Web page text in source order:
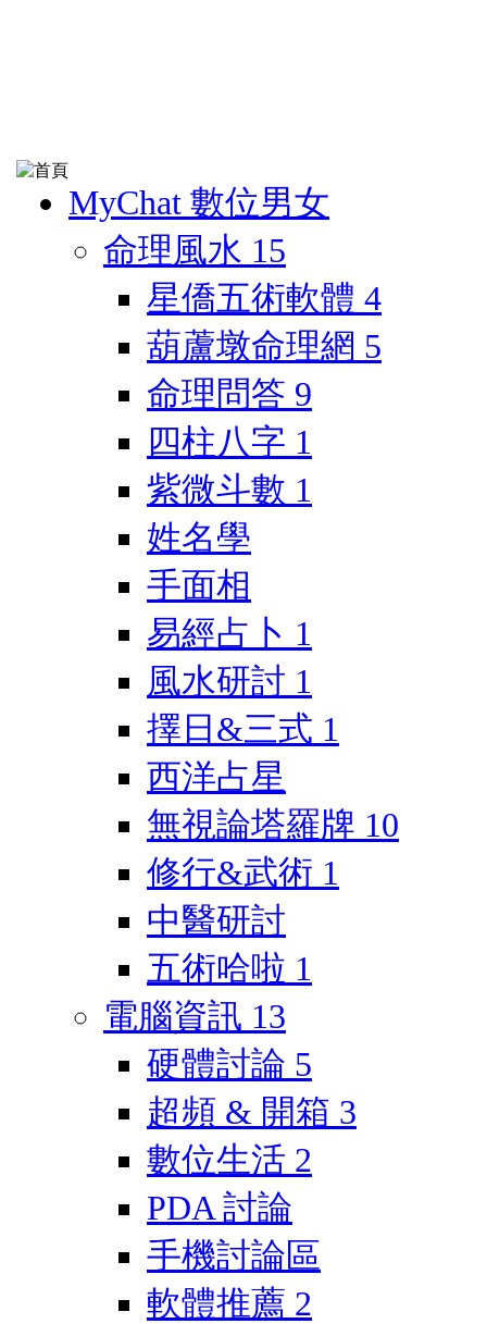
MyChat 數位男女
命理風水 15
星僑五術軟體 4
葫蘆墩命理網 5
命理問答 9
四柱八字 1
紫微斗數 1
姓名學
手面相
易經占卜 1
風水研討 1
擇日&三式 1
西洋占星
無視論塔羅牌 10
修行&武術 1
中醫研討
五術哈啦 1
電腦資訊 13
硬體討論 5
超頻 & 開箱 3
數位生活 2
PDA 討論
手機討論區
軟體推薦 2